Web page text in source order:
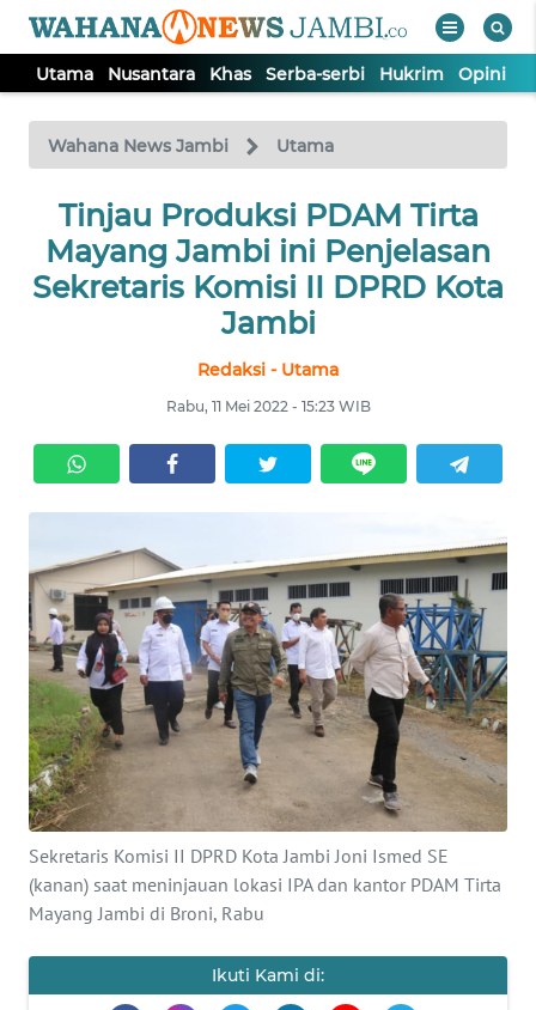
Utama Nusantara Khas Serba-serbi Hukrim Opini
Wahana News Jambi Utama
Tinjau Produksi PDAM Tirta
Mayang Jambi ini Penjelasan
Sekretaris Komisi II DPRD Kota
Jambi
Redaksi - Utama
Rabu, 11 Mei 2022 - 15:23 WIB
Sekretaris Komisi II DPRD Kota Jambi Joni Ismed SE
(kanan) saat meninjauan lokasi IPA dan kantor PDAM Tirta
Mayang Jambi di Broni, Rabu
Ikuti Kami di:
TV
Tutup
UTAMA
NUSANTARA
SERBI
HUKRIM
OPINI
PERISTIWA
Informasi
INDEKS
BERITA
KONTAK
KAMI
IKLAN